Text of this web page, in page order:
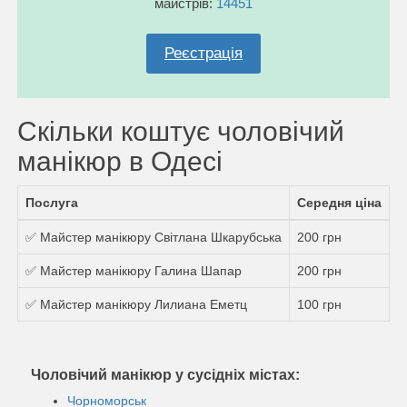
Реєстрація
Скільки коштує чоловічий
манікюр в Одесі
Послуга Середня ціна
✅ Майстер манікюру Світлана Шкарубська 200 грн
✅ Майстер манікюру Галина Шапар 200 грн
✅ Майстер манікюру Лилиана Еметц 100 грн
Чоловічий манікюр у сусідніх містах:
Чорноморськ